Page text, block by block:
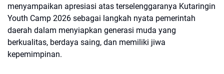
menyampaikan apresiasi atas terselenggaranya Kutaringin
Youth Camp 2026 sebagai langkah nyata pemerintah
daerah dalam menyiapkan generasi muda yang
berkualitas, berdaya saing, dan memiliki jiwa
kepemimpinan.